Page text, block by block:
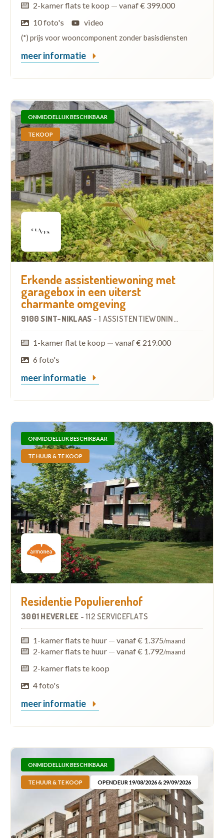
2-kamer flats te koop — vanaf € 399.000
10 foto's
video
(*) prijs voor wooncomponent zonder basisdiensten
meer informatie
ONMIDDELLIJK BESCHIKBAAR
TE KOOP
Erkende assistentiewoning met
garagebox in een uiterst
charmante omgeving
9100 SINT-NIKLAAS - 1 ASSISTENTIEWONING
1-kamer flat te koop — vanaf € 219.000
6 foto's
meer informatie
ONMIDDELLIJK BESCHIKBAAR
TE HUUR & TE KOOP
Residentie Populierenhof
3001 HEVERLEE - 112 SERVICEFLATS
1-kamer flats te huur — vanaf € 1.375/maand
2-kamer flats te huur — vanaf € 1.792/maand
2-kamer flats te koop
4 foto's
meer informatie
ONMIDDELLIJK BESCHIKBAAR
TE HUUR & TE KOOP OPENDEUR 19/08/2026 & 29/09/2026